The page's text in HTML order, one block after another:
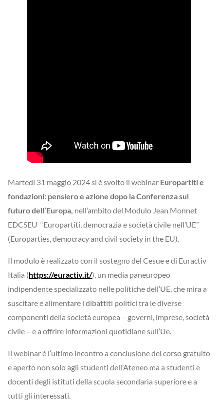
Martedì 31 maggio 2024 si è svolto il webinar Europartiti e
fondazioni: pensiero e azione dopo la Conferenza sul
futuro dell’Europa, nell’ambito del Modulo Jean Monnet
EDCSEU “Europartiti, democrazia e società civile nell’UE”
(Europarties, democracy and civil society in the EU).
Il modulo è realizzato con il sostegno del Cesue e di Euractiv
Italia (https://euractiv.it/), un media paneuropeo
indipendente specializzato nelle politiche dell’UE, che mira a
suscitare e alimentare i dibattiti politici tra le diverse
componenti della società europea – governi, imprese, società
civile – e a offrire informazioni quotidiane sull’Ue.
Il webinar è l’ultimo incontro a conclusione del corso gratuito
e aperto non solo agli studenti dell’Ateneo ma a studenti e
docenti degli istituti della scuola secondaria superiore e a
tutti gli interessati.